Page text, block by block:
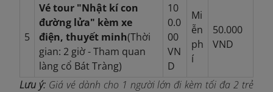
5
Vé tour "Nhật kí con
đường lửa" kèm xe
điện, thuyết minh(Thời
gian: 2 giờ - Tham quan
làng cổ Bát Tràng)
10
0.0
00
VN
D
Mi
ễn
ph
í
50.000
VND
Lưu ý:Giá vé dành cho 1 người lớn đi kèm tối đa 2 trẻ